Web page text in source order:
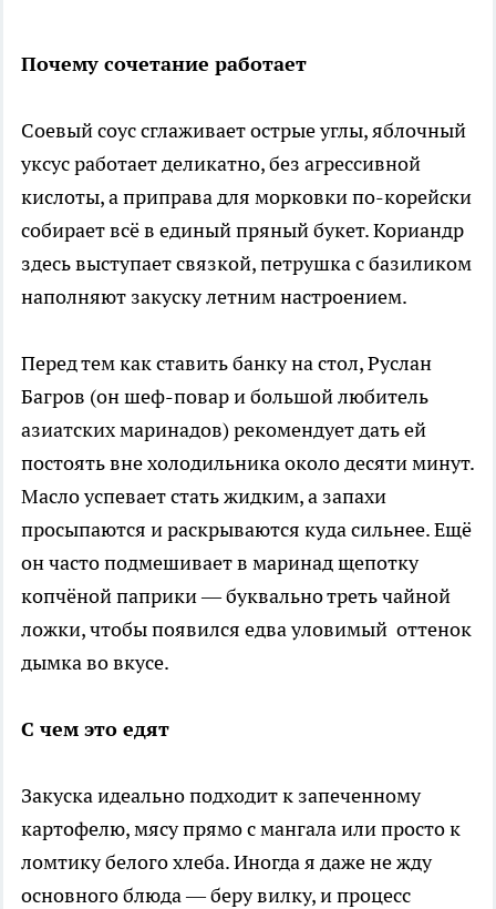
Почему сочетание работает
Соевый соус сглаживает острые углы, яблочный
уксус работает деликатно, без агрессивной
кислоты, а приправа для морковки по-корейски
собирает всё в единый пряный букет. Кориандр
здесь выступает связкой, петрушка с базиликом
наполняют закуску летним настроением.
Перед тем как ставить банку на стол, Руслан
Багров (он шеф-повар и большой любитель
азиатских маринадов) рекомендует дать ей
постоять вне холодильника около десяти минут.
Масло успевает стать жидким, а запахи
просыпаются и раскрываются куда сильнее. Ещё
он часто подмешивает в маринад щепотку
копчёной паприки — буквально треть чайной
ложки, чтобы появился едва уловимый оттенок
дымка во вкусе.
С чем это едят
Закуска идеально подходит к запеченному
картофелю, мясу прямо с мангала или просто к
ломтику белого хлеба. Иногда я даже не жду
основного блюда — беру вилку, и процесс